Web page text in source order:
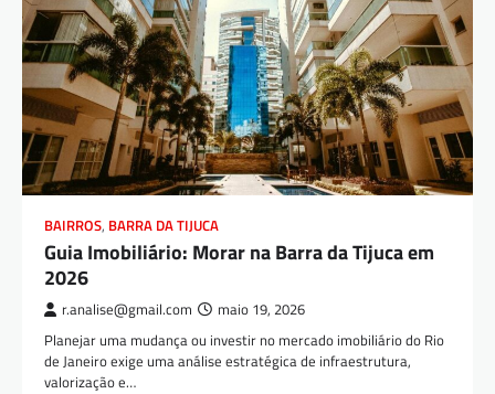
BAIRROS, BARRA DA TIJUCA
Guia Imobiliário: Morar na Barra da Tijuca em
2026
r.analise@gmail.com maio 19, 2026
Planejar uma mudança ou investir no mercado imobiliário do Rio
de Janeiro exige uma análise estratégica de infraestrutura,
valorização e…